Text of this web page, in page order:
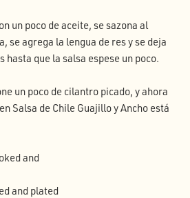
un poco de aceite, se sazona al
se agrega la lengua de res y se deja
que la salsa espese un poco.
un poco de cilantro picado, y ahora
Salsa de Chile Guajillo y Ancho está
and plated